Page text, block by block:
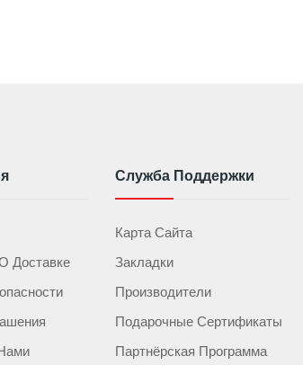
Доставке
Служба Поддержки
Карта Сайта
Закладки
Производители
Подарочные Сертификаты
Партнёрская Программа